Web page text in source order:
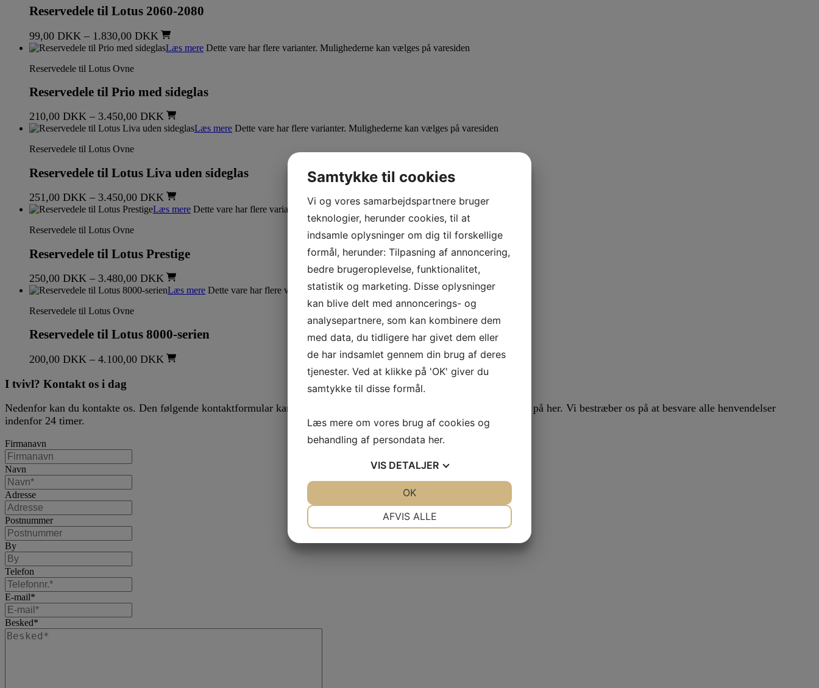
Reservedele til Lotus 2060-2080
99,00 DKK – 1.830,00 DKK
Læs mere Dette vare har flere varianter. Mulighederne kan vælges på varesiden
Reservedele til Lotus Ovne
Reservedele til Prio med sideglas
210,00 DKK – 3.450,00 DKK
Læs mere Dette vare har flere varianter. Mulighederne kan vælges på varesiden
Reservedele til Lotus Ovne
Reservedele til Lotus Liva uden sideglas
251,00 DKK – 3.450,00 DKK
Læs mere Dette vare har flere varianter. Mulighederne kan vælges på varesiden
Reservedele til Lotus Ovne
Reservedele til Lotus Prestige
250,00 DKK – 3.480,00 DKK
Læs mere Dette vare har flere varianter. Mulighederne kan vælges på varesiden
Reservedele til Lotus Ovne
Reservedele til Lotus 8000-serien
200,00 DKK – 4.100,00 DKK
I tvivl? Kontakt os i dag
Nedenfor kan du kontakte os. Den følgende kontaktformular kan anvendes til alle spørgsmål som du ikke har fået svar på her. Vi bestræber os på at besvare alle henvendelser
indenfor 24 timer.
Firmanavn
Navn
Adresse
Postnummer
By
Telefon
E-mail*
Besked*
Samtykke til cookies
Vi og vores samarbejdspartnere bruger
teknologier, herunder cookies, til at
indsamle oplysninger om dig til forskellige
formål, herunder: Tilpasning af annoncering,
bedre brugeroplevelse, funktionalitet,
statistik og marketing. Disse oplysninger
kan blive delt med annoncerings- og
analysepartnere, som kan kombinere dem
med data, du tidligere har givet dem eller
de har indsamlet gennem din brug af deres
tjenester. Ved at klikke på 'OK' giver du
samtykke til disse formål.
Læs mere om vores brug af cookies og
behandling af persondata her.
VIS DETALJER
AFVIS ALLE
OK